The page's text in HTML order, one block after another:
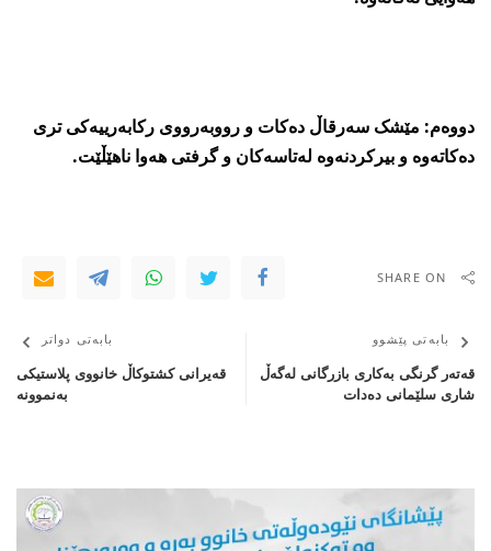
دووەم: مێشک سەرقاڵ دەکات و رووبەرووی رکابەرییەکی تری
دەکاتەوە و بیرکردنەوە لەتاسەکان و گرفتی ھەوا ناھێڵێت.
SHARE ON
بابەتی پێشوو
قەتەر گرنگی بەکاری بازرگانی لەگەڵ
شاری سلێمانی ده‌دات
بابەتی دواتر
قه‌یرانی‌ كشتوكاڵ خانووی‌ پلاستیكی‌
به‌نموونه‌